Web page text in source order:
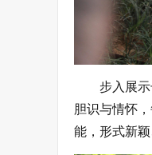
步入展
胆识与情怀
能，形式新